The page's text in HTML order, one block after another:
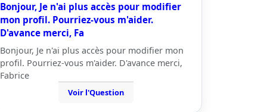
Bonjour, Je n'ai plus accès pour modifier
mon profil. Pourriez-vous m'aider.
D'avance merci, Fa
Bonjour, Je n'ai plus accès pour modifier mon
profil. Pourriez-vous m'aider. D'avance merci,
Fabrice
Voir l'Question